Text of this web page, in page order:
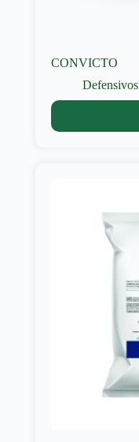
CONVICTO
Defensivos